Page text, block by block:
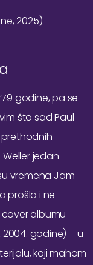
2025)
godine, pa se
što sad Paul
prethodnih
jedan
vremena Jam-
prošla i ne
albumu
godine) – u
koji mahom